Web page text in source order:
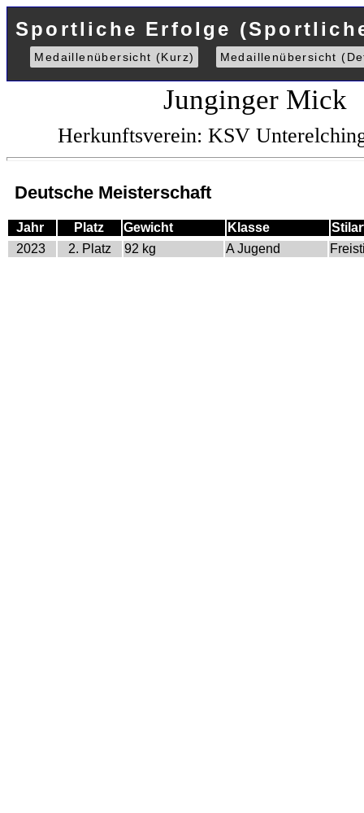
Sportliche Erfolge
Medaillenübersicht (Kurz) Medaillenübersicht
Junginger Mick
Herkunftsverein: KSV
Deutsche Meisterschaft
Jahr Platz Gewicht Klasse
2023
2. Platz 92 kg A Jugend